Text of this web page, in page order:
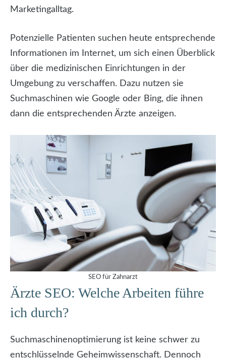
Marketingalltag.
Potenzielle Patienten suchen heute entsprechende
Informationen im Internet, um sich einen Überblick
über die medizinischen Einrichtungen in der
Umgebung zu verschaffen. Dazu nutzen sie
Suchmaschinen wie Google oder Bing, die ihnen
dann die entsprechenden Ärzte anzeigen.
SEO für Zahnarzt
Ärzte SEO: Welche Arbeiten führe
ich durch?
Suchmaschinenoptimierung ist keine schwer zu
entschlüsselnde Geheimwissenschaft. Dennoch